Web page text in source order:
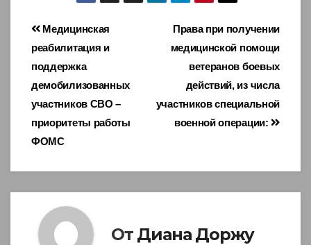
Навигация
по
записям
Права при получении
медицинской помощи
ветеранов боевых
действий, из числа
участников специальной
военной операции:
Медицинская
реабилитация и
поддержка
демобилизованных
участников СВО –
приоритеты работы
ФОМС
От Диана Доржу